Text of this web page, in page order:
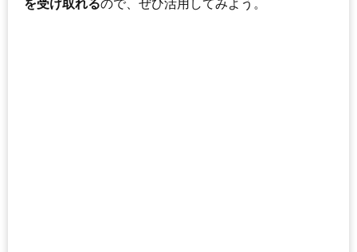
を受け取れるので、ぜひ活用してみよう。